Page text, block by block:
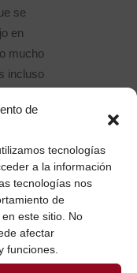
de
tecnologías
a la información
tecnologías nos
de
este sitio. No
afectar
funciones.
se
en
mucho
incluso